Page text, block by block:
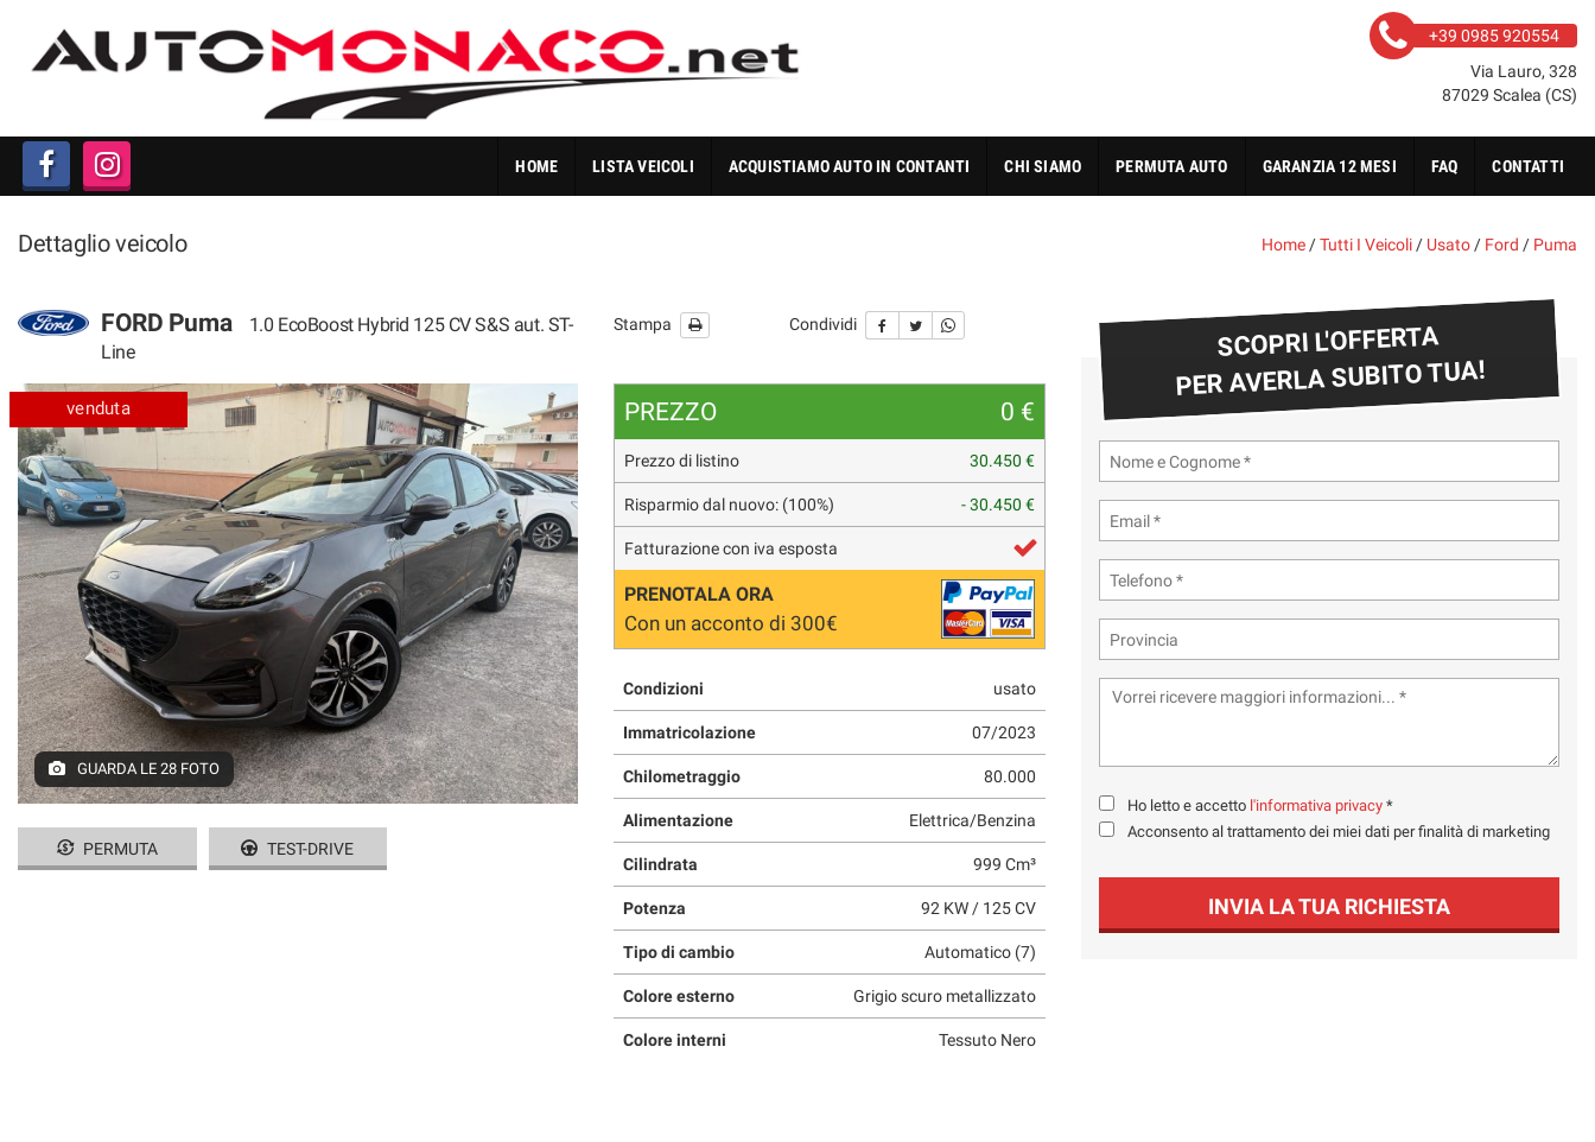
HOME
ACQUISTIAMO AUTO IN
CONTANTI
PERMUTA AUTO
GARANZIA 12 MESI
FAQ
CONTATTI
+39 0985 920554
Via Lauro, 328
87029 Scalea (CS)
HOME LISTA VEICOLI ACQUISTIAMO AUTO IN CONTANTI CHI SIAMO PERMUTA AUTO GARANZIA 12 MESI FAQ CONTATTI
Dettaglio veicolo Home /Tutti I Veicoli / Usato / Ford / Puma
FORD Puma
1.0 EcoBoost Hybrid 125 CV S&S aut. ST-
Line
Stampa Condividi
venduta
GUARDA LE 28 FOTO
PERMUTA TEST-DRIVE
PREZZO 0 €
Prezzo di listino 30.450 €
Risparmio dal nuovo: (100%) - 30.450 €
Fatturazione con iva esposta
PRENOTALA ORA
Con un acconto di 300€
Condizioni usato
Immatricolazione 07/2023
Chilometraggio 80.000
Alimentazione Elettrica/Benzina
Cilindrata 999 Cm³
Potenza 92 KW / 125 CV
Tipo di cambio Automatico (7)
Colore esterno Grigio scuro metallizzato
Colore interni Tessuto Nero
SCOPRI L'OFFERTA
PER AVERLA SUBITO TUA!
Ho letto e accetto l'informativa privacy *
Acconsento al trattamento dei miei dati per finalità di marketing
INVIA LA TUA RICHIESTA